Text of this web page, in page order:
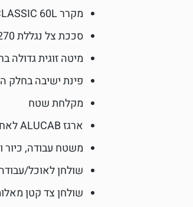
מקרר SNOMASTER CLASSIC 60L
סככת צל נגללת 270 מעלות
מיטה זוגית גדולה
פינת ישיבה בחלק
מקלחת שטח
ארגז ALUCAB לאחסון על גג הרכב 250 ליטר
משטח עבודה, כיור
שולחן לאוכל/
שולחן צד קטן